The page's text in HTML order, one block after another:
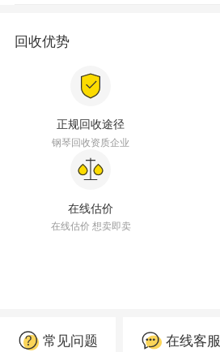
回收优势
正规回收途径
钢琴回收资质企业
在线估价
在线估价 想卖即卖
常见问题 在线客服